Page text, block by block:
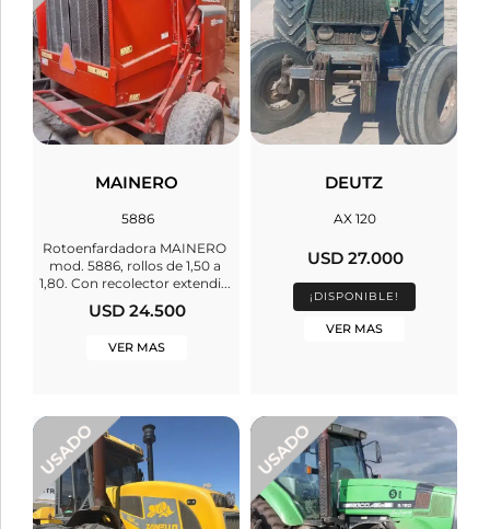
MAINERO
5886
Rotoenfardadora MAINERO
mod. 5886, rollos de 1,50 a
1,80. Con recolector extendi...
USD 24.500
VER MAS
DEUTZ
AX 120
USD 27.000
¡DISPONIBLE!
VER MAS